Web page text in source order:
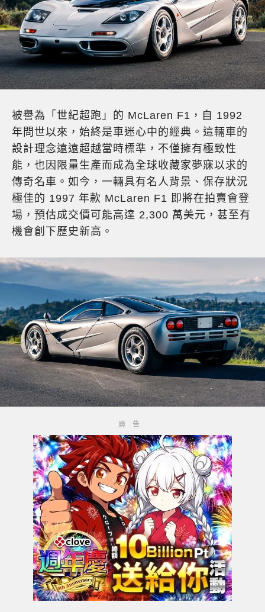
被譽為「世紀超跑」的 McLaren F1，自 1992
年問世以來，始終是車迷心中的經典。這輛車的
設計理念遠遠超越當時標準，不僅擁有極致性
能，也因限量生產而成為全球收藏家夢寐以求的
傳奇名車。如今，一輛具有名人背景、保存狀況
極佳的 1997 年款 McLaren F1 即將在拍賣會登
場，預估成交價可能高達 2,300 萬美元，甚至有
機會創下歷史新高。